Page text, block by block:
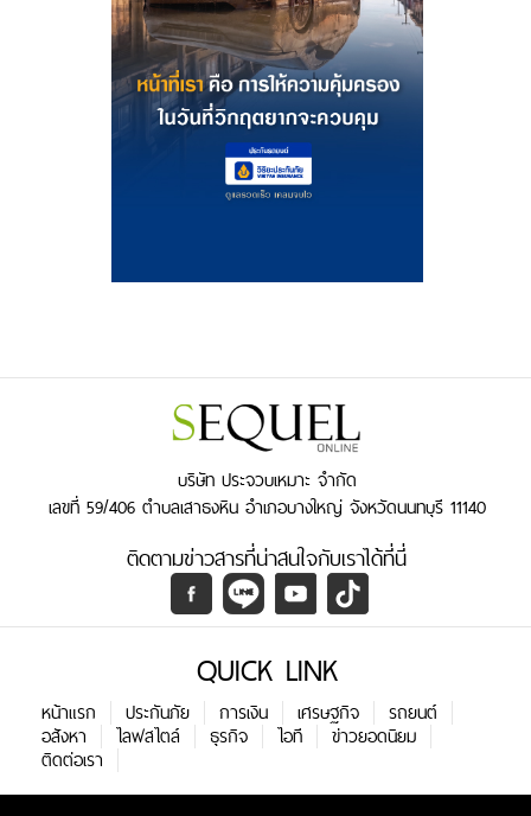
บริษัท ประจวบเหมาะ จำกัด
เลขที่ 59/406 ตำบลเสาธงหิน อำเภอบางใหญ่ จังหวัดนนทบุรี 11140
ติดตามข่าวสารที่น่าสนใจกับเราได้ที่นี่
QUICK LINK
หน้าแรก ประกันภัย การเงิน เศรษฐกิจ
รถยนต์
อสังหา
ไลฟสไตล์ ธุรกิจ ไอที
ข่าวยอดนิยม
ติดต่อเรา